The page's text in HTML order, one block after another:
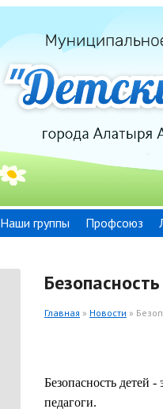
Наши группы Профсоюз
Главная » Новости »
Безопасность детей
педагоги.